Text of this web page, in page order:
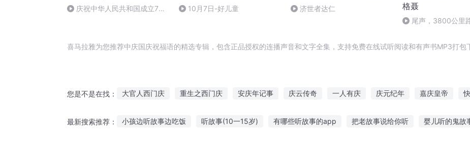
庆祝中华人民共和国成立73
10月7日-好儿童 济世者达仁
格聂
尾声，3800公里
喜马拉雅为您推荐中庆国庆祝福语的精选专辑，包含正品授权的连播声音和文字全集，支持免费在线试听阅读和有声书MP3打包
您是不是在找： 大官人西门庆 重生之西门庆 安庆年记事 庆云传奇 一人有庆 庆元纪年 嘉庆皇帝
最新搜索推荐： 小孩边听故事边吃饭 听故事(10一15岁) 有哪些听故事的app 把老故事说给你听 婴儿听的鬼故